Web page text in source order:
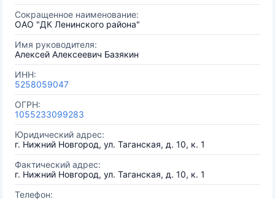
Сокращенное наименование:
ОАО "ДК Ленинского района"
Имя руководителя:
Алексей Алексеевич Базякин
ИНН:
5258059047
ОГРН:
1055233099283
Юридический адрес:
г. Нижний Новгород, ул. Таганская, д. 10, к. 1
Фактический адрес:
г. Нижний Новгород, ул. Таганская, д. 10, к. 1
Телефон: